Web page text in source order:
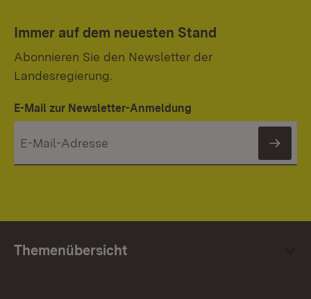
Immer auf dem neuesten Stand
Abonnieren Sie den Newsletter der
Landesregierung.
E-Mail zur Newsletter-Anmeldung
Themenübersicht